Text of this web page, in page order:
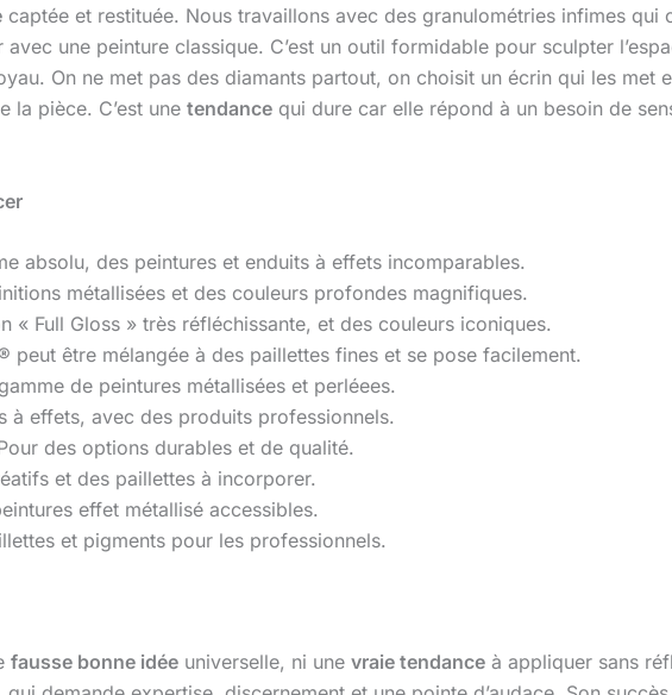
captée et restituée. Nous travaillons avec des granulométries infimes
une peinture classique. C’est un outil formidable pour sculpter
On ne met pas des diamants partout, on choisit un écrin qui les met
la pièce. C’est une tendance qui dure car elle répond à un besoin de
absolu, des peintures et enduits à effets incomparables.
métallisées et des couleurs profondes magnifiques.
« Full Gloss » très réfléchissante, et des couleurs iconiques.
peut être mélangée à des paillettes fines et se pose facilement.
de peintures métallisées et perléees.
à effets, avec des produits professionnels.
des options durables et de qualité.
et des paillettes à incorporer.
effet métallisé accessibles.
et pigments pour les professionnels.
fausse bonne idée universelle, ni une vraie tendance à appliquer sans